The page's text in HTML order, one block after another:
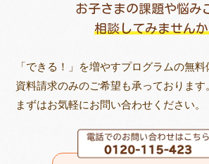
お子さまの課題や悩み
相談してみません
「できる！」を増やすプログラムの無料
資料請求のみのご希望も承っております
まずはお気軽にお問い合わせください。